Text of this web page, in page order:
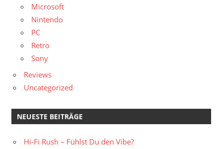
Microsoft
Nintendo
PC
Retro
Sony
Reviews
Uncategorized
NEUESTE BEITRÄGE
Hi-Fi Rush – Fühlst Du den Vibe?